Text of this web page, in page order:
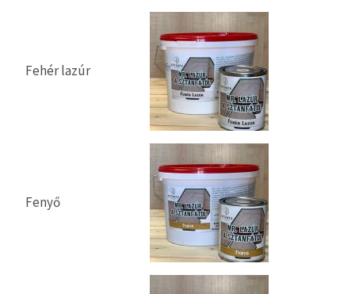
Fehér lazúr
Fenyő